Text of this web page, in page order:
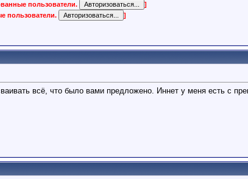
пользователи.
]
пользователи.
]
всё, что было вами предложено. Иннет у меня есть с